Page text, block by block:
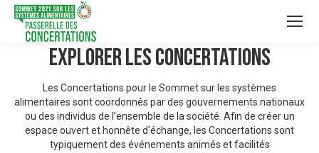
Explorer les Concertations
Les Concertations pour le Sommet sur les systèmes
alimentaires sont coordonnés par des gouvernements nationaux
ou des individus de l’ensemble de la société. Afin de créer un
espace ouvert et honnête d'échange, les Concertations sont
typiquement des événements animés et facilités